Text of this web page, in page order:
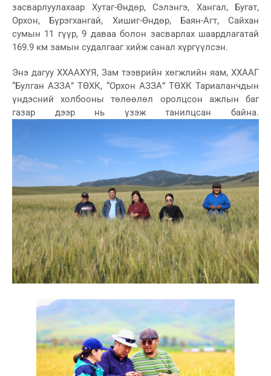
засварлуулахаар Хутаг-Өндөр, Сэлэнгэ, Хангал, Бугат,
Орхон, Бүрэгхангай, Хишиг-Өндөр, Баян-Агт, Сайхан
сумын 11 гүүр, 9 даваа болон засварлах шаардлагатай
169.9 км замын судалгааг хийж санал хүргүүлсэн.
Энэ дагуу ХХААХҮЯ, Зам тээврийн хөгжлийн яам, ХХААГ
“Булган АЗЗА” ТӨХК, “Орхон АЗЗА” ТӨХК Тариаланчдын
үндэсний холбооны төлөөлөл оролцсон ажлын баг
газар дээр нь үзэж танилцсан байна.